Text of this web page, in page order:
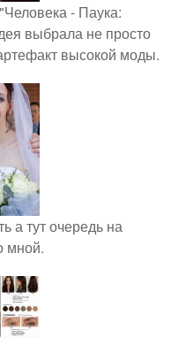
- Паука:
выбрала не просто
высокой моды.
а тут очередь на
мной.